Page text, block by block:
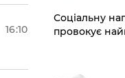
16:10
Соціальну
провокує